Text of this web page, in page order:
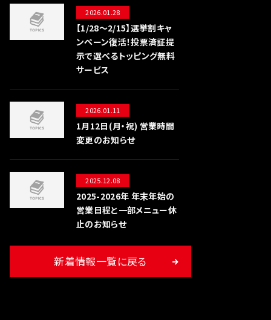
2026.01.28
【1/28〜2/15】選挙割キャ
ンペーン復活！投票済証提
示で選べるトッピング無料
サービス
2026.01.11
1月12日(月・祝) 営業時間
変更のお知らせ
2025.12.08
2025-2026年 年末年始の
営業日程と一部メニュー休
止のお知らせ
新着情報一覧に戻る